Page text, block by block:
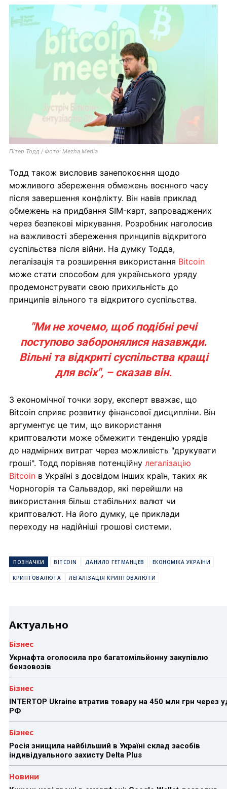
Пітер Тодд / Фото: Mezha.Media
Тодд також висловив занепокоєння щодо
можливого збереження обмежень воєнного часу
після завершення конфлікту. Він навів приклад
обмежень на придбання SIM-карт, запроваджених
через безпекові міркування. Розробник наголосив
на важливості збереження принципів відкритого
суспільства після війни. На думку Тодда,
легалізація та розширення використання Bitcoin
може стати способом для українського уряду
продемонструвати свою прихильність до
принципів вільного та відкритого суспільства.
"Ми не хочемо, щоб подібні речі
поступово заборонялися назавжди.
Вільні та відкриті суспільства кращі
для всіх", – сказав він.
З економічної точки зору, експерт вважає, що
Bitcoin сприяє розвитку фінансової дисципліни. Він
аргументує це тим, що використання
криптовалюти може обмежити тенденцію урядів
до надмірних витрат через можливість "друкувати
гроші". Тодд порівняв потенційну легалізацію
Bitcoin в Україні з досвідом інших країн, таких як
Чорногорія та Сальвадор, які перейшли на
використання більш стабільних валют чи
криптовалют. На його думку, це приклади
переходу на надійніші грошові системи.
ПОЗНАЧКИ BITCOIN ДАНИЛО ГЕТМАНЦЕВ ЕКОНОМІКА УКРАЇНИ
КРИПТОВАЛЮТА ЛЕГАЛІЗАЦІЯ КРИПТОВАЛЮТИ
Актуально
Бізнес
Укрнафта оголосила про багатомільйонну закупівлю
бензовозів
Бізнес
INTERTOP Ukraine втратив товару на 450 млн грн через
РФ
Бізнес
Росія знищила найбільший в Україні склад засобів
індивідуального захисту Delta Plus
Новини